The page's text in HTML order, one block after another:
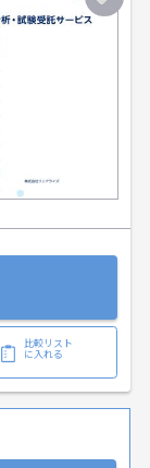
比較リスト
に入れる